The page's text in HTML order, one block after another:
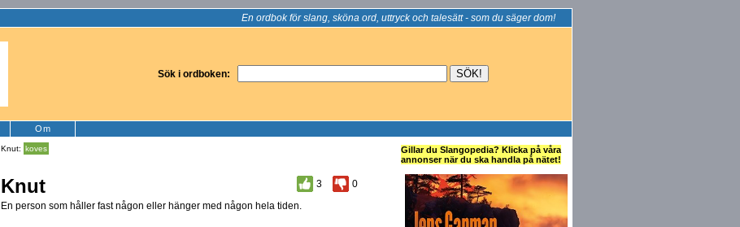
En ordbok för slang, sköna ord, uttryck och talesätt - som du säger dom!
Sök i ordboken:
Om
Knut: koves
Knut 3
0
En person som håller fast någon eller hänger med någon hela tiden.
Gillar du Slangopedia? Klicka på våra
annonser när du ska handla på nätet!